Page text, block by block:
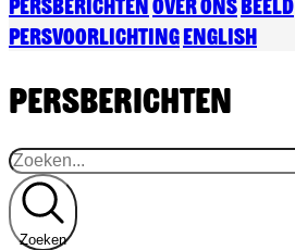
PersvoorlichtingEnglish
Persberichten
Zoeken